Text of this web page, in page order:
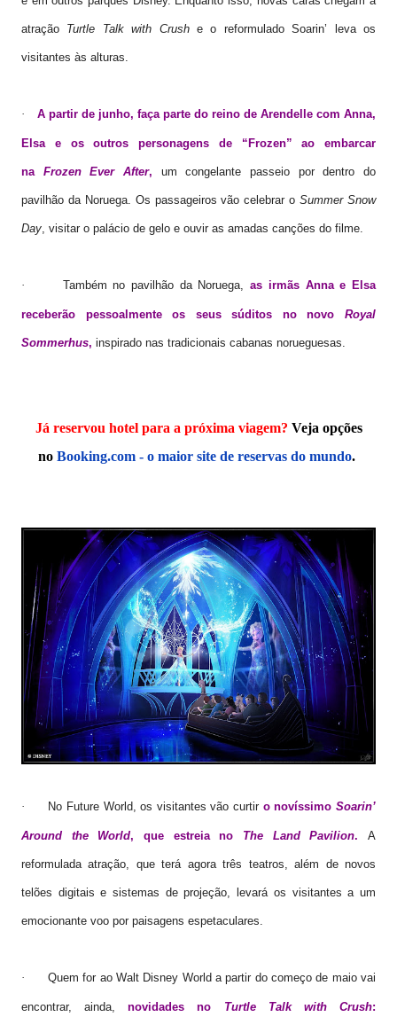
atração Turtle Talk with Crushe o reformulado Soarin’ leva os
visitantes às alturas.
· A partir de junho, faça parte do reino de Arendelle com Anna,
Elsa e os outros personagens de “Frozen” ao embarcar
na Frozen Ever After, um congelante passeio por dentro do
pavilhão da Noruega. Os passageiros vão celebrar oSummer Snow
Day, visitar o palácio de gelo e ouvir as amadas canções do filme.
· Também no pavilhão da Noruega,as irmãs Anna e Elsa
receberão pessoalmente os seus súditos no novo Royal
Sommerhus, inspirado nas tradicionais cabanas norueguesas.
Já reservou hotel para a próxima viagem? Veja opções
no Booking.com - o maior site de reservas do mundo.
· No Future World, os visitantes vão curtir o novíssimoSoarin’
Around the World, que estreia no The Land Pavilion.A
reformulada atração, que terá agora três teatros, além de novos
telões digitais e sistemas de projeção, levará os visitantes a um
emocionante voo por paisagens espetaculares.
· Quem for ao Walt Disney World a partir do começo de maio vai
encontrar, ainda,novidades no Turtle Talk with Crush: